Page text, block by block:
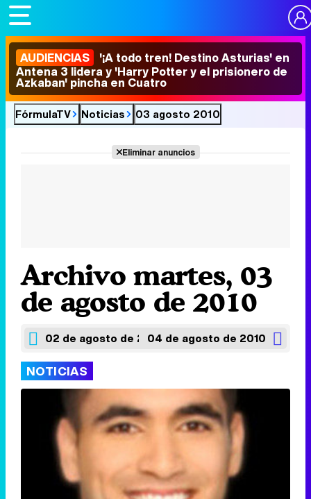
AUDIENCIAS '¡A todo tren! Destino Asturias' en
Antena 3 lidera y 'Harry Potter y el prisionero de
Azkaban' pincha en Cuatro
FórmulaTV Noticias 03 agosto 2010
Eliminar anuncios
Archivo martes, 03
de agosto de 2010
02 de agosto de 201004 de agosto de 2010
NOTICIAS